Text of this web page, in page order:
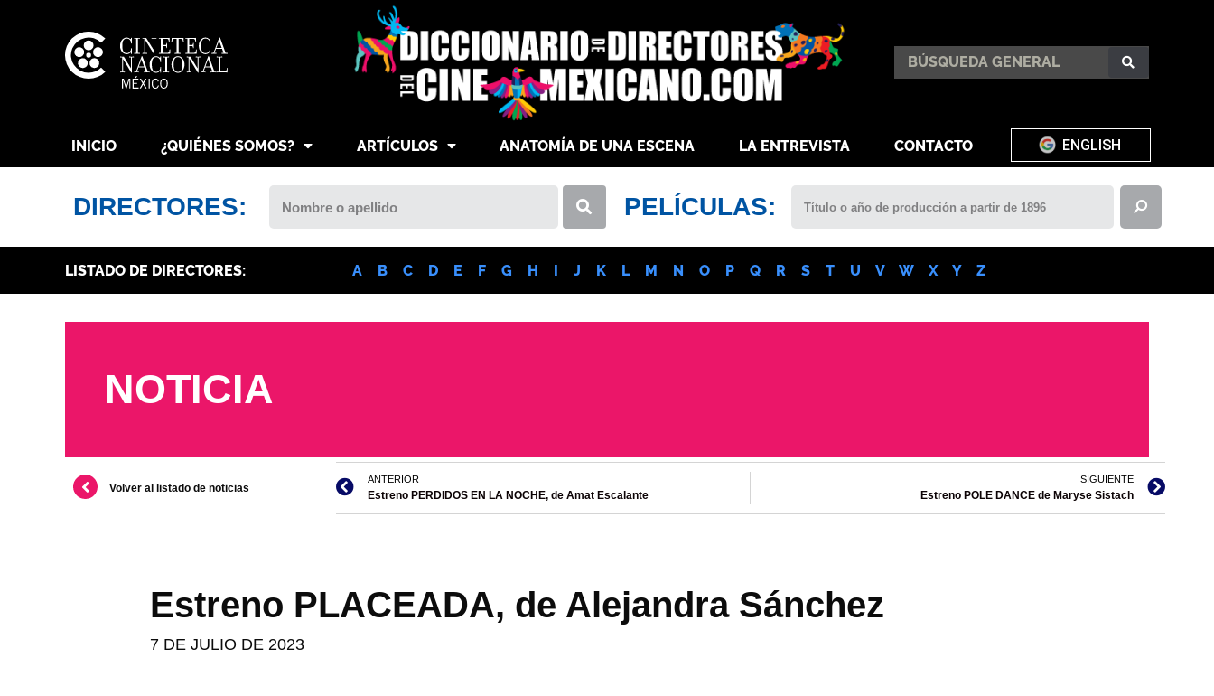
INICIO ¿QUIÉNES SOMOS? ARTÍCULOS ANATOMÍA DE UNA ESCENA LA ENTREVISTA CONTACTO ENGLISH
DIRECTORES: PELÍCULAS:
LISTADO DE DIRECTORES: A B C D E F G H I J K L M N O P Q R S T U V W X Y Z
NOTICIA
Volver al listado de noticias
ANTERIOR
Estreno PERDIDOS EN LA NOCHE, de Amat Escalante
SIGUIENTE
Estreno POLE DANCE de Maryse Sistach
Estreno PLACEADA, de Alejandra Sánchez
7 DE JULIO DE 2023